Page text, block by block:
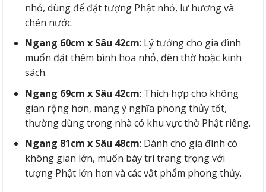
nhỏ, dùng để đặt tượng Phật nhỏ, lư hương và
chén nước.
Ngang 60cm x Sâu 42cm: Lý tưởng cho gia đình
muốn đặt thêm bình hoa nhỏ, đèn thờ hoặc kinh
sách.
Ngang 69cm x Sâu 42cm: Thích hợp cho không
gian rộng hơn, mang ý nghĩa phong thủy tốt,
thường dùng trong nhà có khu vực thờ Phật riêng.
Ngang 81cm x Sâu 48cm: Dành cho gia đình có
không gian lớn, muốn bày trí trang trọng với
tượng Phật lớn hơn và các vật phẩm phong thủy.